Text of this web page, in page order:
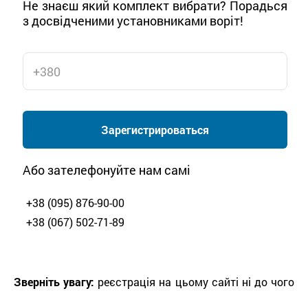
Не знаєш який комплект вибрати? Порадься
з досвідченими установниками воріт!
Або зателефонуйте нам самі
+38 (095) 876-90-00
+38 (067) 502-71-89
Зарегистрироваться
Зверніть увагу: реєстрація на цьому сайті ні до чого